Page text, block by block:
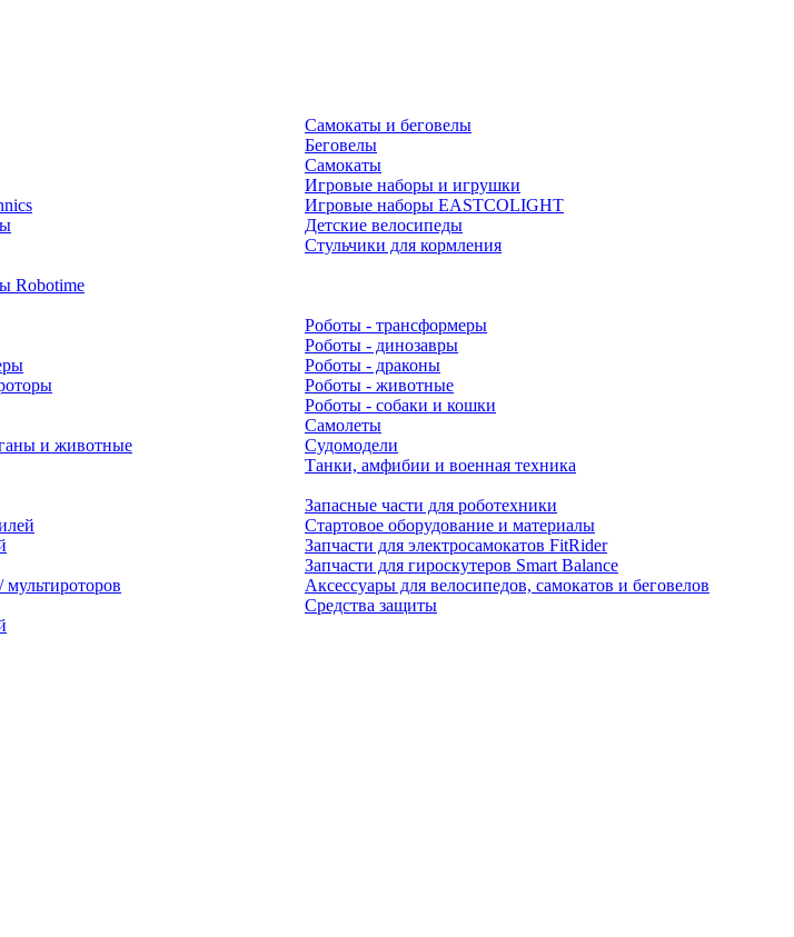
Robotime
Самокаты и беговелы
Беговелы
Самокаты
Игровые наборы и игрушки
Игровые наборы EASTCOLIGHT
Детские велосипеды
Стульчики для кормления
и животные
Роботы - трансформеры
Роботы - динозавры
Роботы - драконы
Роботы - животные
Роботы - собаки и кошки
Самолеты
Судомодели
Танки, амфибии и военная техника
мультироторов
Запасные части для роботехники
Стартовое оборудование и материалы
Запчасти для электросамокатов FitRider
Запчасти для гироскутеров Smart Balance
Аксессуары для велосипедов, самокатов и беговелов
Средства защиты